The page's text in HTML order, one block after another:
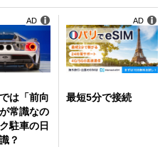
は「前向
常識なの
駐車の日
？
AD
最短5分で接続
AD